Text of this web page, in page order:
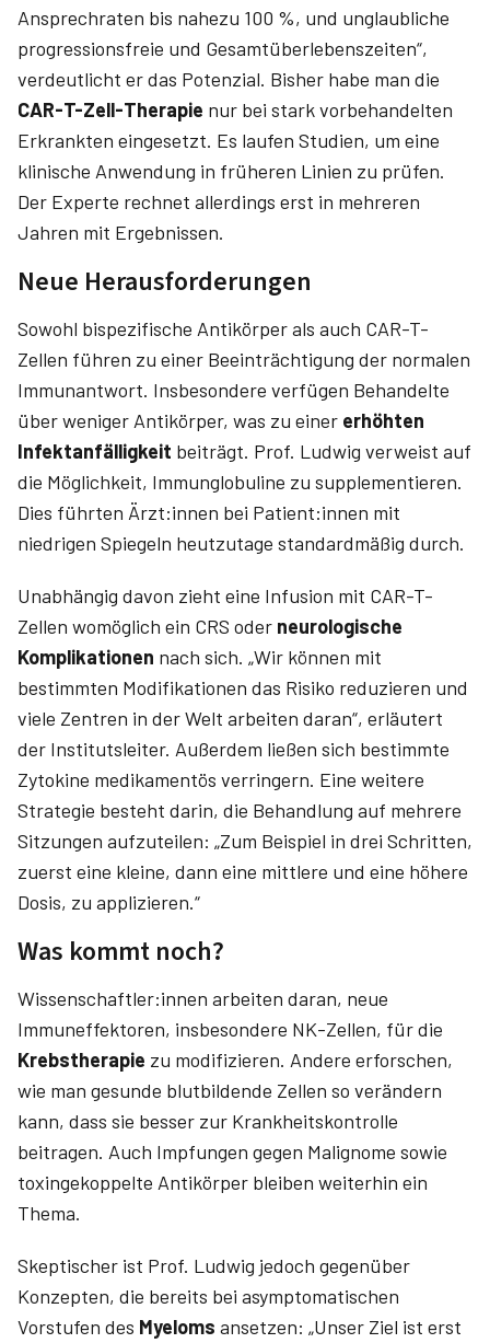
Ansprechraten bis nahezu 100 %, und unglaubliche
progressionsfreie und Gesamtüberlebenszeiten“,
verdeutlicht er das Potenzial. Bisher habe man die
CAR-T-Zell-Therapie nur bei stark vorbehandelten
Erkrankten eingesetzt. Es laufen Studien, um eine
klinische Anwendung in früheren Linien zu prüfen.
Der Experte rechnet allerdings erst in mehreren
Jahren mit Ergebnissen.
Neue Herausforderungen
Sowohl bispezifische Antikörper als auch CAR-T-
Zellen führen zu einer Beeinträchtigung der normalen
Immunantwort. Insbesondere verfügen Behandelte
über weniger Antikörper, was zu einer erhöhten
Infektanfälligkeit beiträgt. Prof. ­Ludwig verweist auf
die Möglichkeit, Immunglobuline zu supplementieren.
Dies führten Ärzt:innen bei Patient:innen mit
niedrigen Spiegeln heutzutage standardmäßig durch.
Unabhängig davon zieht eine Infusion mit CAR-T-
Zellen womöglich ein CRS oder neurologische
Komplikationen nach sich. „Wir können mit
bestimmten Modifikationen das Risiko reduzieren und
viele Zentren in der Welt arbeiten daran“, erläutert
der Institutsleiter. Außerdem ließen sich bestimmte
Zytokine medikamentös verringern. Eine weitere
Strategie besteht darin, die Behandlung auf mehrere
Sitzungen aufzuteilen: „Zum Beispiel in drei Schritten,
zuerst eine kleine, dann eine mittlere und eine höhere
Dosis, zu applizieren.“
Was kommt noch?
Wissenschaftler:innen arbeiten daran, neue
Immuneffektoren, insbesondere NK-Zellen, für die
Krebstherapie zu modifizieren. Andere erforschen,
wie man gesunde blutbildende Zellen so verändern
kann, dass sie besser zur Krankheitskontrolle
beitragen. Auch Impfungen gegen Malignome sowie
toxingekoppelte Antikörper bleiben weiterhin ein
Thema.
Skeptischer ist Prof. ­Ludwig jedoch gegenüber
Konzepten, die bereits bei asymptomatischen
Vorstufen des Myeloms ansetzen: „Unser Ziel ist erst